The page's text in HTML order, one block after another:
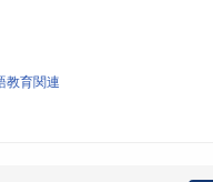
教育関連